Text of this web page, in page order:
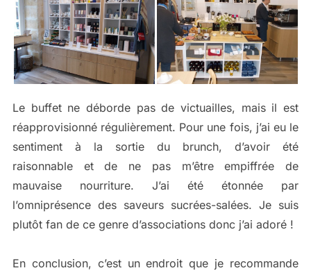
Le buffet ne déborde pas de victuailles, mais il est
réapprovisionné régulièrement. Pour une fois, j’ai eu le
sentiment à la sortie du brunch, d’avoir été
raisonnable et de ne pas m’être empiffrée de
mauvaise nourriture. J’ai été étonnée par
l’omniprésence des saveurs sucrées-salées. Je suis
plutôt fan de ce genre d’associations donc j’ai adoré !
En conclusion, c’est un endroit que je recommande